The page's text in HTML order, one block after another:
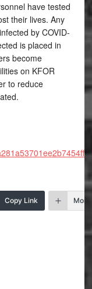
have tested
their lives. Any
by COVID-
is placed in
become
on KFOR
to reduce
Copy Link More